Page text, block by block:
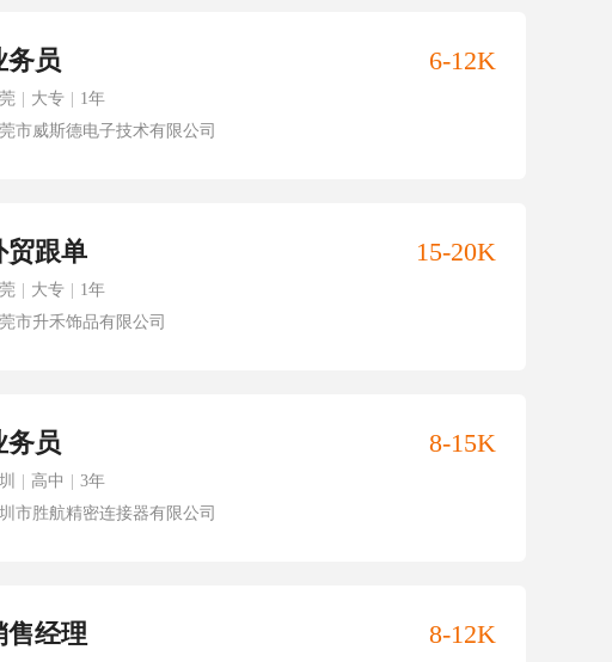
务员 6-12K
大专
1年
市威斯德电子技术有限公司
贸跟单 15-20K
大专
1年
市升禾饰品有限公司
务员 8-15K
高中
3年
市胜航精密连接器有限公司
售经理 8-12K